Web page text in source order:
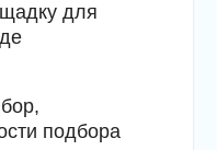
для
подбора